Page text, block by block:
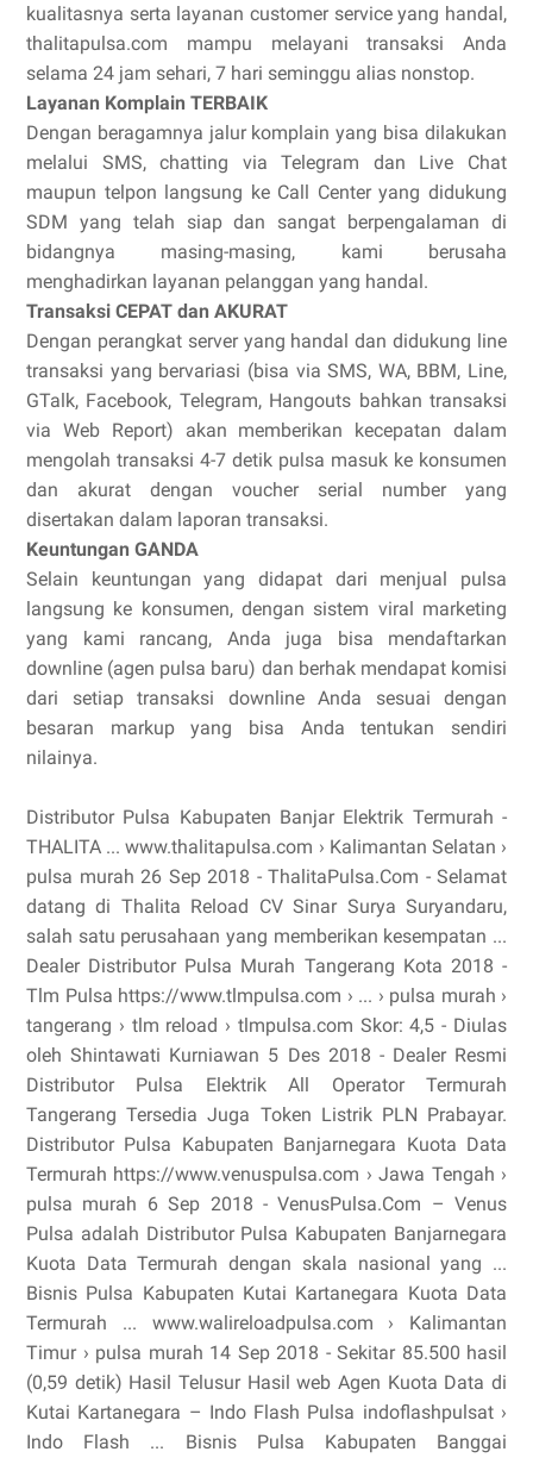
kualitasnya serta layanan customer service yang handal,
thalitapulsa.com mampu melayani transaksi Anda
selama 24 jam sehari, 7 hari seminggu alias nonstop.
Layanan Komplain TERBAIK
Dengan beragamnya jalur komplain yang bisa dilakukan
melalui SMS, chatting via Telegram dan Live Chat
maupun telpon langsung ke Call Center yang didukung
SDM yang telah siap dan sangat berpengalaman di
bidangnya masing-masing, kami berusaha
menghadirkan layanan pelanggan yang handal.
Transaksi CEPAT dan AKURAT
Dengan perangkat server yang handal dan didukung line
transaksi yang bervariasi (bisa via SMS, WA, BBM, Line,
GTalk, Facebook, Telegram, Hangouts bahkan transaksi
via Web Report) akan memberikan kecepatan dalam
mengolah transaksi 4-7 detik pulsa masuk ke konsumen
dan akurat dengan voucher serial number yang
disertakan dalam laporan transaksi.
Keuntungan GANDA
Selain keuntungan yang didapat dari menjual pulsa
langsung ke konsumen, dengan sistem viral marketing
yang kami rancang, Anda juga bisa mendaftarkan
downline (agen pulsa baru) dan berhak mendapat komisi
dari setiap transaksi downline Anda sesuai dengan
besaran markup yang bisa Anda tentukan sendiri
nilainya.
Distributor Pulsa Kabupaten Banjar Elektrik Termurah -
THALITA ... www.thalitapulsa.com › Kalimantan Selatan ›
pulsa murah 26 Sep 2018 - ThalitaPulsa.Com - Selamat
datang di Thalita Reload CV Sinar Surya Suryandaru,
salah satu perusahaan yang memberikan kesempatan ...
Dealer Distributor Pulsa Murah Tangerang Kota 2018 -
Tlm Pulsa https://www.tlmpulsa.com › ... › pulsa murah ›
tangerang › tlm reload › tlmpulsa.com Skor: 4,5 - ‎Diulas
oleh Shintawati Kurniawan 5 Des 2018 - Dealer Resmi
Distributor Pulsa Elektrik All Operator Termurah
Tangerang Tersedia Juga Token Listrik PLN Prabayar.
Distributor Pulsa Kabupaten Banjarnegara Kuota Data
Termurah https://www.venuspulsa.com › Jawa Tengah ›
pulsa murah 6 Sep 2018 - VenusPulsa.Com – Venus
Pulsa adalah Distributor Pulsa Kabupaten Banjarnegara
Kuota Data Termurah dengan skala nasional yang ...
Bisnis Pulsa Kabupaten Kutai Kartanegara Kuota Data
Termurah ... www.walireloadpulsa.com › Kalimantan
Timur › pulsa murah 14 Sep 2018 - Sekitar 85.500 hasil
(0,59 detik) Hasil Telusur Hasil web Agen Kuota Data di
Kutai Kartanegara – Indo Flash Pulsa indoflashpulsat ›
Indo Flash ... Bisnis Pulsa Kabupaten Banggai